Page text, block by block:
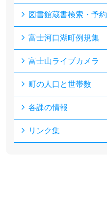
図書館蔵書検索・予約
富士河口湖町例規集
富士山ライブカメラ
町の人口と世帯数
各課の情報
リンク集